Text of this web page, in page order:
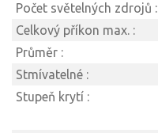
Počet světelných zdrojů :
Celkový příkon max. :
Průměr :
Stmívatelné :
Stupeň krytí :